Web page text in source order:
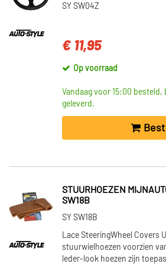
SY SW04Z
€ 11,95
Op voorraad
Vandaag voor 15:00
geleverd.
STUURHOEZEN
SW18B
SY SW18B
Lace SteeringWheel Covers
stuurwielhoezen voorzien
leder-look hoezen zijn